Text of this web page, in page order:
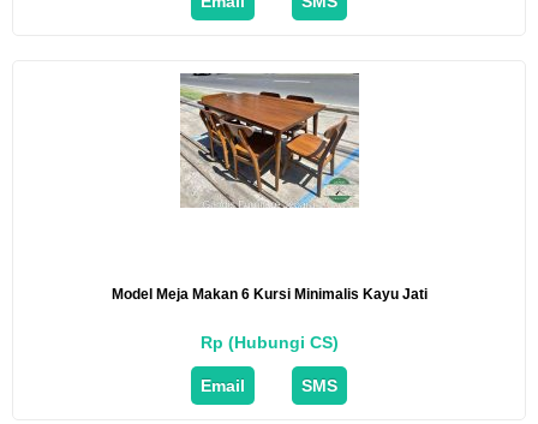
Model Meja Makan 6 Kursi Minimalis Kayu Jati
Rp (Hubungi CS)
Email SMS